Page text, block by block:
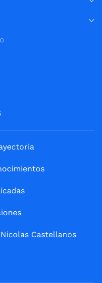
Castellanos